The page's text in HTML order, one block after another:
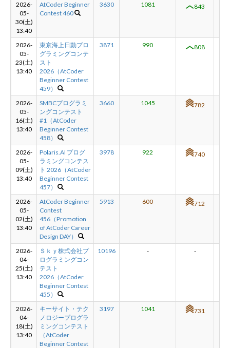
2026-
05-
30(土)
13:40
AtCoder Beginner
Contest 460
3630 1081 843
2026-
05-
23(土)
13:40
東京海上日動プロ
グラミングコンテ
スト
2026（AtCoder
Beginner Contest
459）
3871 990 808
2026-
05-
16(土)
13:40
SMBCプログラミ
ングコンテスト
#1（AtCoder
Beginner Contest
458）
3660 1045 782
2026-
05-
09(土)
13:40
Polaris.AI プログ
ラミングコンテス
ト 2026（AtCoder
Beginner Contest
457）
3978 922 740
2026-
05-
02(土)
13:40
AtCoder Beginner
Contest
456（Promotion
of AtCoder Career
Design DAY）
5913 600 712
2026-
04-
25(土)
13:40
Ｓｋｙ株式会社プ
ログラミングコン
テスト
2026（AtCoder
Beginner Contest
455）
10196 - -
2026-
04-
18(土)
13:40
キーサイト・テク
ノロジープログラ
ミングコンテスト
（AtCoder
Beginner Contest
3197 1041 731